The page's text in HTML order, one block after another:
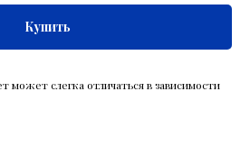
Купить
может слегка отличаться в зависимости